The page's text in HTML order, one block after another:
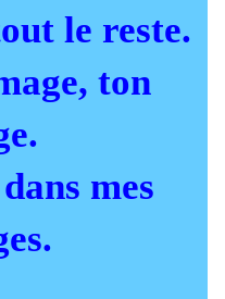
le reste.
ton
mes